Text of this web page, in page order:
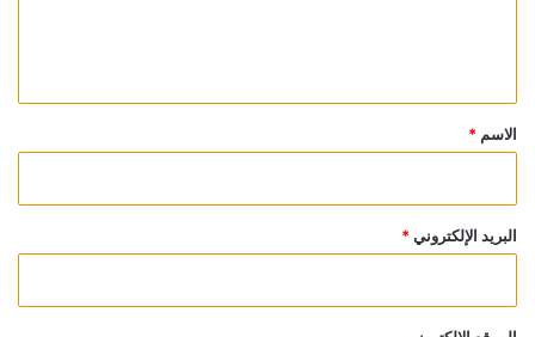
*
الاسم *
البريد الإلكتروني*